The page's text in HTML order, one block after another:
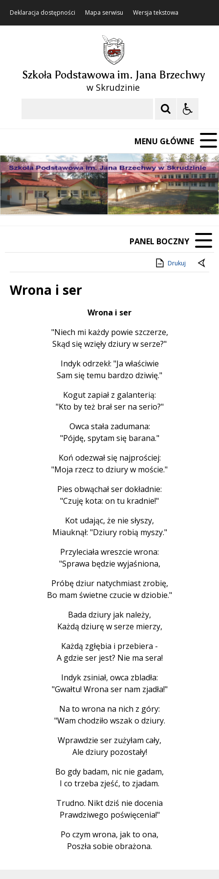
Deklaracja dostępności Mapa serwisu Wersja tekstowa
Szkoła Podstawowa im. Jana Brzechwy
w Skrudzinie
MENU GŁÓWNE
Poprzedni Element
Następny Element
❚❚
PANEL BOCZNY
Drukuj
Wrona i ser
Wrona i ser
"Niech mi każdy powie szczerze,
Skąd się wzięły dziury w serze?"
Indyk odrzekł: "Ja właściwie
Sam się temu bardzo dziwię."
Kogut zapiał z galanterią:
"Kto by też brał ser na serio?"
Owca stała zadumana:
"Pójdę, spytam się barana."
Koń odezwał się najprościej:
"Moja rzecz to dziury w moście."
Pies obwąchał ser dokładnie:
"Czuję kota: on tu kradnie!"
Kot udając, że nie słyszy,
Miauknął: "Dziury robią myszy."
Przyleciała wreszcie wrona:
"Sprawa będzie wyjaśniona,
Próbę dziur natychmiast zrobię,
Bo mam świetne czucie w dziobie."
Bada dziury jak należy,
Każdą dziurę w serze mierzy,
Każdą zgłębia i przebiera -
A gdzie ser jest? Nie ma sera!
Indyk zsiniał, owca zbladła:
"Gwałtu! Wrona ser nam zjadła!"
Na to wrona na nich z góry:
"Wam chodziło wszak o dziury.
Wprawdzie ser zużyłam cały,
Ale dziury pozostały!
Bo gdy badam, nic nie gadam,
I co trzeba zjeść, to zjadam.
Trudno. Nikt dziś nie docenia
Prawdziwego poświęcenia!"
Po czym wrona, jak to ona,
Poszła sobie obrażona.